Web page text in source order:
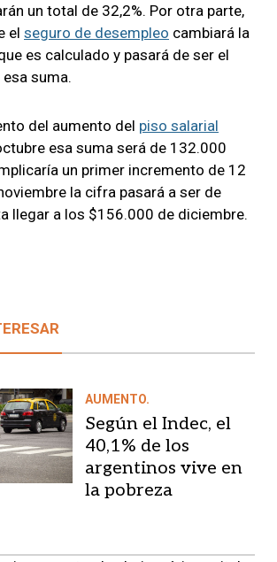
un total de 32,2%. Por otra parte,
el seguro de desempleo cambiará la
es calculado y pasará de ser el
suma.
del aumento del piso salarial
esa suma será de 132.000
un primer incremento de 12
la cifra pasará a ser de
llegar a los $156.000 de diciembre.
AUMENTO.
Según el Indec, el
40,1% de los
argentinos vive en
la pobreza